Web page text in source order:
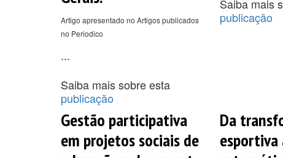
Artigo apresentado no Artigos publicados
no Periodico
...
Saiba mais sobre esta
publicação
Saiba mais
publicação
Gestão participativa
em projetos sociais de
Da
esportiva